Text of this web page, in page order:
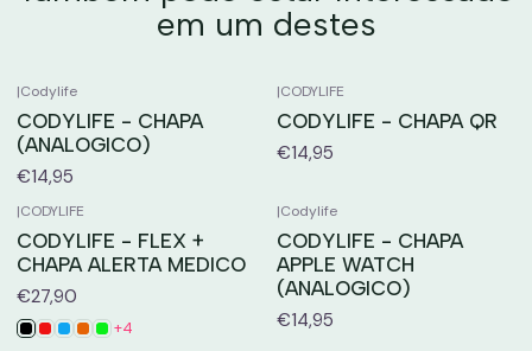
em um destes
|Codylife
CODYLIFE - CHAPA
(ANALOGICO)
€14,95
|CODYLIFE
CODYLIFE - CHAPA QR
€14,95
|CODYLIFE
CODYLIFE - FLEX +
CHAPA ALERTA MEDICO
€27,90
+4
|Codylife
CODYLIFE - CHAPA
APPLE WATCH
(ANALOGICO)
€14,95